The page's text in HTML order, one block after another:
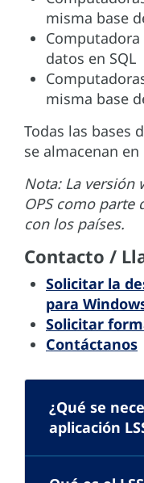
misma base
datos en SQL
misma base
Todas las bases
se almacenan
Nota: La versión
OPS como parte
con los países.
Contacto /
Solicitar la
para
Solicitar
Contáctanos
¿Qué se
aplicación